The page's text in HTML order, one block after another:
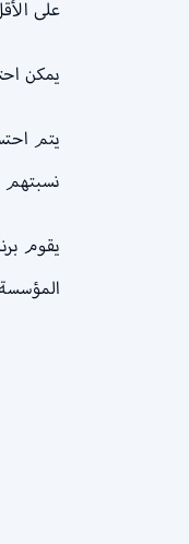
على
يمكن
نسبتهم
المؤسسة عن 10%، على أن يكون قد مضى على